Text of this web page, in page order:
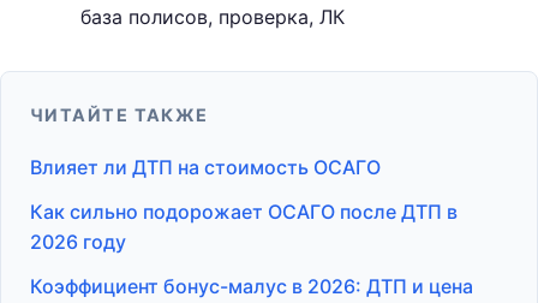
база полисов, проверка, ЛК
ЧИТАЙТЕ ТАКЖЕ
Влияет ли ДТП на стоимость ОСАГО
Как сильно подорожает ОСАГО после ДТП в
2026 году
Коэффициент бонус-малус в 2026: ДТП и цена